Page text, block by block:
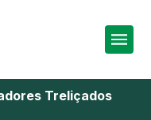
Treliçados